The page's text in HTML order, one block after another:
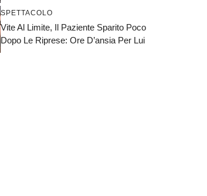
SPETTACOLO
Vite Al Limite, Il Paziente Sparito Poco
Dopo Le Riprese: Ore D’ansia Per Lui